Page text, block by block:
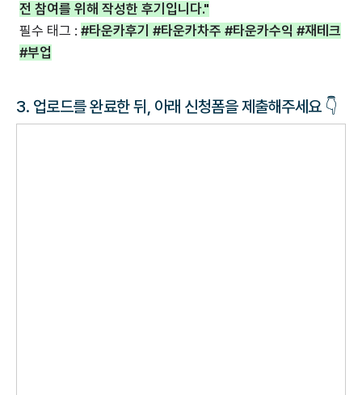
전 참여를 위해 작성한 후기입니다."
필수 태그 : #타운카후기 #타운카차주 #타운카수익 #재테크
#부업
3. 업로드를 완료한 뒤, 아래 신청폼을 제출해주세요 👇